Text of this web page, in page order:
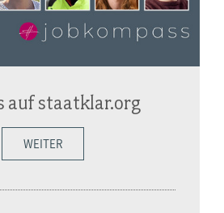
auf staatklar.org
WEITER